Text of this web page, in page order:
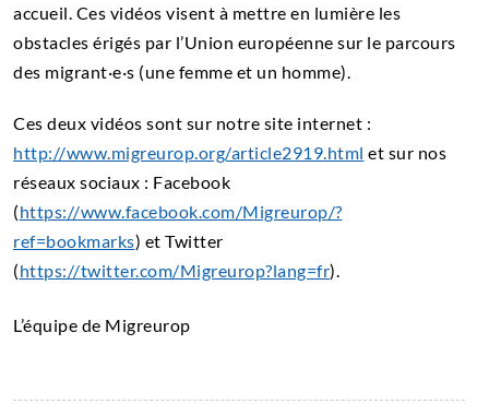
accueil. Ces vidéos visent à mettre en lumière les
obstacles érigés par l’Union européenne sur le parcours
des migrant·e·s (une femme et un homme).
Ces deux vidéos sont sur notre site internet :
http://www.migreurop.org/article2919.html et sur nos
réseaux sociaux : Facebook
(https://www.facebook.com/Migreurop/?
ref=bookmarks) et Twitter
(https://twitter.com/Migreurop?lang=fr).
L’équipe de Migreurop